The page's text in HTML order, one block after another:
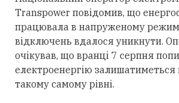
Transpower повідомив, що
працювала в напруженому
відключень вдалося уникнути.
очікував, що вранці 7 серпня
електроенергію залишатиметься
такому самому рівні.